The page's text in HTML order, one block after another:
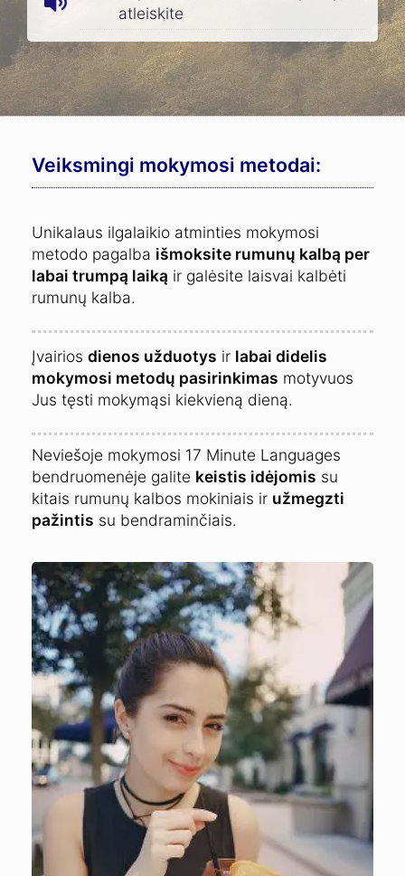
atleiskite
Veiksmingi mokymosi metodai:
Unikalaus ilgalaikio atminties mokymosi
metodo pagalba išmoksite rumunų kalbą per
labai trumpą laiką ir galėsite laisvai kalbėti
rumunų kalba.
Įvairios dienos užduotys ir labai didelis
mokymosi metodų pasirinkimas motyvuos
Jus tęsti mokymąsi kiekvieną dieną.
Neviešoje mokymosi 17 Minute Languages
bendruomenėje galite keistis idėjomis su
kitais rumunų kalbos mokiniais ir užmegzti
pažintis su bendraminčiais.